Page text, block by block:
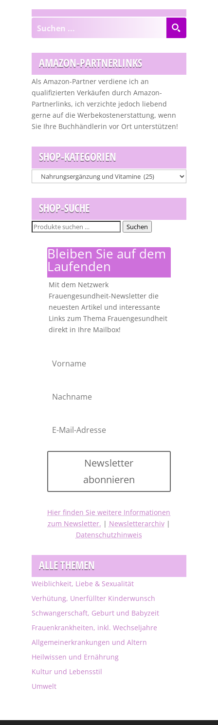
AMAZON-PARTNERLINKS
Als Amazon-Partner verdiene ich an
qualifizierten Verkäufen durch Amazon-
Partnerlinks, ich verzichte jedoch liebend
gerne auf die Werbekostenerstattung, wenn
Sie Ihre Buchhändlerin vor Ort unterstützen!
SHOP-KATEGORIEN
SHOP-SUCHE
Suchen
Suchen
Bleiben Sie auf dem
Laufenden
Mit dem Netzwerk
Frauengesundheit-Newsletter die
neuesten Artikel und interessante
Links zum Thema Frauengesundheit
direkt in Ihre Mailbox!
Newsletter
abonnieren
Hier finden Sie weitere Informationen
zum Newsletter. | Newsletterarchiv|
Datenschutzhinweis
ALLE THEMEN
Weiblichkeit, Liebe & Sexualität
Verhütung, Unerfüllter Kinderwunsch
Schwangerschaft, Geburt und Babyzeit
Frauenkrankheiten, inkl. Wechseljahre
Allgemeinerkrankungen und Altern
Heilwissen und Ernährung
Kultur und Lebensstil
Umwelt